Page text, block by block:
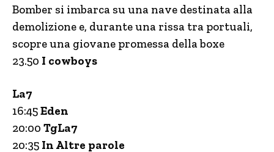
Bomber si imbarca su una nave destinata alla
demolizione e, durante una rissa tra portuali,
scopre una giovane promessa della boxe
23.50 I cowboys
La7
16:45Eden
20:00 TgLa7
20:35 In Altre parole